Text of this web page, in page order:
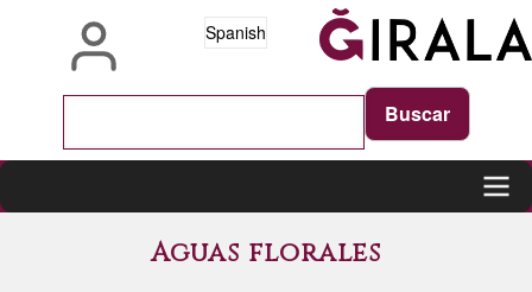
Spanish
navigation
Aguas florales